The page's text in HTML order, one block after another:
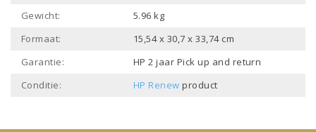
Gewicht:
5.96 kg
Formaat:
15,54 x 30,7 x 33,74 cm
Garantie:
HP 2 jaar Pick up and return
Conditie:
HP Renew product